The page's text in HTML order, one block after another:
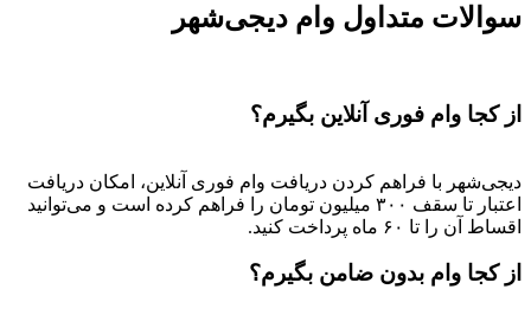
سوالات متداول وام دیجی‌شهر
از کجا وام فوری آنلاین بگیرم؟
دیجی‌شهر با فراهم کردن دریافت وام فوری آنلاین، امکان دریافت
اعتبار تا سقف ۳۰۰ میلیون تومان را فراهم کرده است و می‌توانید
اقساط آن را تا ۶۰ ماه پرداخت کنید.
از کجا وام بدون ضامن بگیرم؟